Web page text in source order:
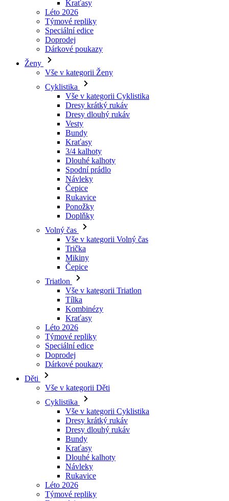
Dárkové poukazy
Ženy
Vše v kategorii Ženy
Cyklistika
Vše v kategorii Cyklistika
Dresy dlouhý rukáv
Vesty
Bundy
Kraťasy
3/4 kalhoty
Dlouhé kalhoty
Spodní prádlo
Návleky
Čepice
Rukavice
Ponožky
Doplňky
Volný čas
Vše v kategorii Volný čas
Trička
Mikiny
Čepice
Triatlon
Vše v kategorii Triatlon
Tílka
Kombinézy
Kraťasy
Léto 2026
Týmové repliky
Speciální edice
Doprodej
Dárkové poukazy
Děti
Vše v kategorii Děti
Cyklistika
Vše v kategorii Cyklistika
Dresy dlouhý rukáv
Bundy
Kraťasy
Dlouhé kalhoty
Návleky
Rukavice
Léto 2026
Týmové repliky
Doprodej
Speciální edice
Dárkové poukazy
Vlastní design
Příběhy